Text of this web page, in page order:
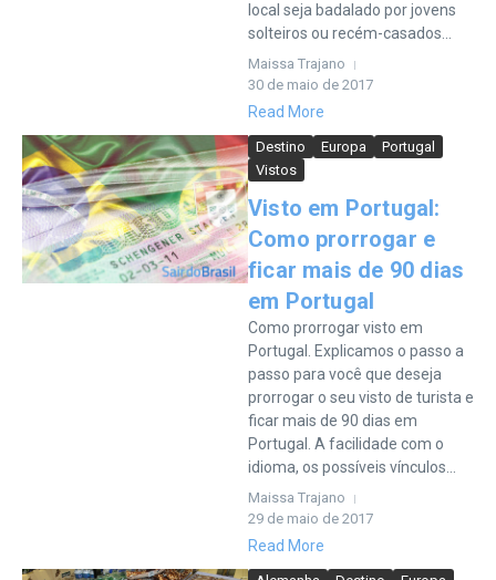
local seja badalado por jovens
solteiros ou recém-casados...
Maissa Trajano
30 de maio de 2017
Read More
Destino Europa
Portugal
Vistos
Visto em Portugal:
Como prorrogar e
ficar mais de 90 dias
em Portugal
Como prorrogar visto em
Portugal. Explicamos o passo a
passo para você que deseja
prorrogar o seu visto de turista e
ficar mais de 90 dias em
Portugal. A facilidade com o
idioma, os possíveis vínculos...
Maissa Trajano
29 de maio de 2017
Read More